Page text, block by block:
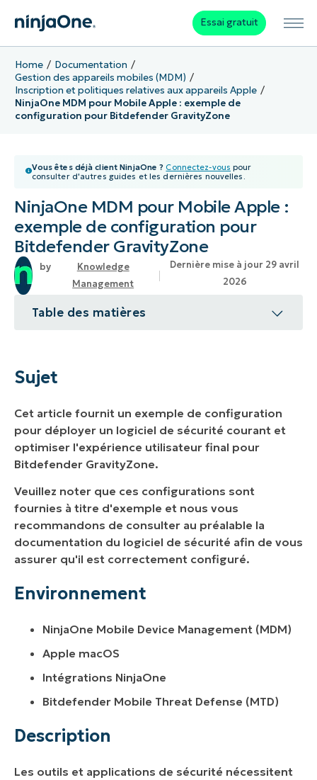
Essai gratuit
Home
Documentation
Gestion des appareils mobiles (MDM)
Inscription et politiques relatives aux appareils Apple
NinjaOne MDM pour Mobile Apple : exemple de
configuration pour Bitdefender GravityZone
Vous êtes déjà client NinjaOne ? Connectez-vous pour
consulter d'autres guides et les dernières nouvelles.
NinjaOne MDM pour Mobile Apple :
exemple de configuration pour
Bitdefender GravityZone
Knowledge
Management
Dernière mise à jour 29 avril
2026
Table des matières
Environnement
Ressources supplémentaires
Sujet
Cet article fournit un exemple de configuration
pour déployer un logiciel de sécurité courant et
optimiser l'expérience utilisateur final pour
Bitdefender GravityZone.
Veuillez noter que ces configurations sont
fournies à titre d'exemple et nous vous
recommandons de consulter au préalable la
documentation du logiciel de sécurité afin de vous
assurer qu'il est correctement configuré.
Environnement
NinjaOne Mobile Device Management (MDM)
Apple macOS
Intégrations NinjaOne
Bitdefender Mobile Threat Defense (MTD)
Description
Les outils et applications de sécurité nécessitent